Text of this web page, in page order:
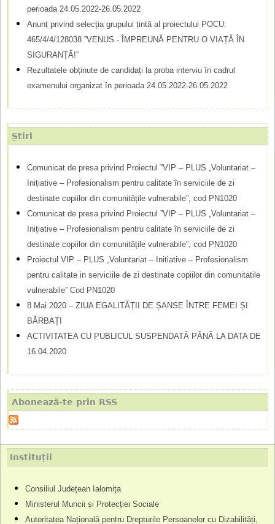
d
t
a
perioada 24.05.2022-26.05.2022
Anunț privind selecția grupului țintă al proiectului POCU:
465/4/4/128038 ”VENUS - ÎMPREUNĂ PENTRU O VIAȚĂ ÎN
SIGURANȚĂ!”
Rezultatele obținute de candidați la proba interviu în cadrul
examenului organizat în perioada 24.05.2022-26.05.2022
Știri
Comunicat de presa privind Proiectul ”VIP – PLUS „Voluntariat –
Inițiative – Profesionalism pentru calitate în serviciile de zi
destinate copiilor din comunitățile vulnerabile”, cod PN1020
Comunicat de presa privind Proiectul ”VIP – PLUS „Voluntariat –
Inițiative – Profesionalism pentru calitate în serviciile de zi
destinate copiilor din comunitățile vulnerabile”, cod PN1020
Proiectul VIP – PLUS „Voluntariat – Initiative – Profesionalism
pentru calitate in serviciile de zi destinate copiilor din comunitatile
vulnerabile” Cod PN1020
8 Mai 2020 – ZIUA EGALITĂȚII DE ȘANSE ÎNTRE FEMEI ȘI
BĂRBAȚI
ACTIVITATEA CU PUBLICUL SUSPENDATĂ PÂNĂ LA DATA DE
16.04.2020
Abonează-te prin RSS
Instituții
Consiliul Județean Ialomița
Ministerul Muncii și Protecției Sociale
Autoritatea Națională pentru Drepturile Persoanelor cu Dizabilități,